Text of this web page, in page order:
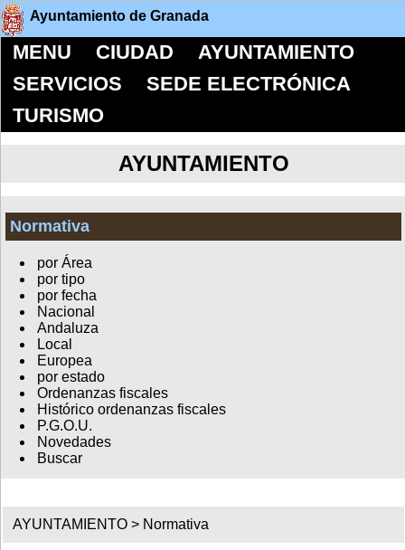
Ayuntamiento de Granada
MENU CIUDAD
AYUNTAMIENTO
SERVICIOS
SEDE ELECTRÓNICA
TURISMO
AYUNTAMIENTO
Normativa
por Área
por tipo
por fecha
Nacional
Andaluza
Local
Europea
por estado
Ordenanzas fiscales
Histórico ordenanzas fiscales
P.G.O.U.
Novedades
Buscar
AYUNTAMIENTO > Normativa